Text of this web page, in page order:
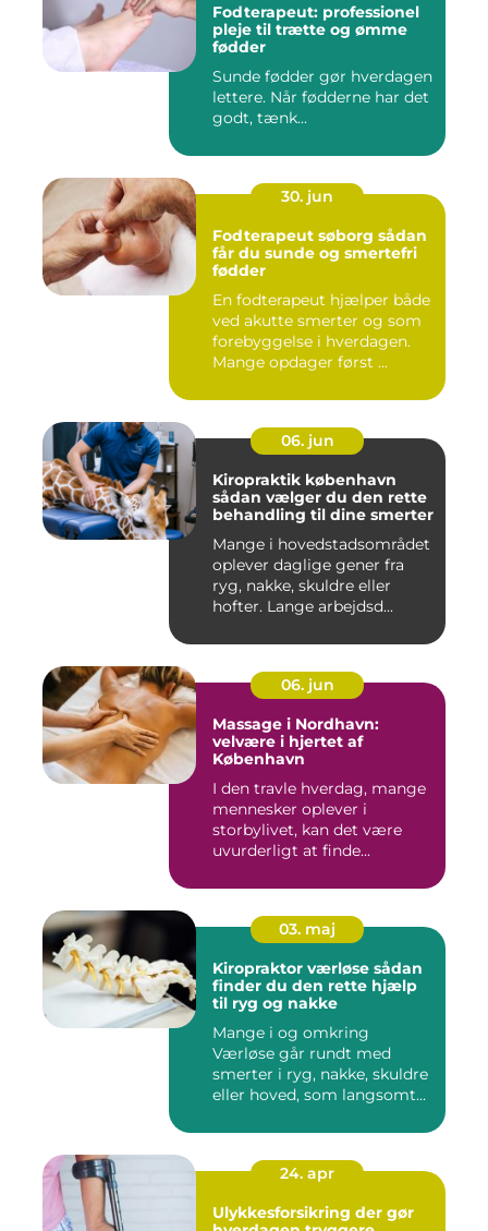
Fodterapeut: professionel
pleje til trætte og ømme
fødder
Sunde fødder gør hverdagen
lettere. Når fødderne har det
godt, tænk...
30. jun
Fodterapeut søborg sådan
får du sunde og smertefri
fødder
En fodterapeut hjælper både
ved akutte smerter og som
forebyggelse i hverdagen.
Mange opdager først ...
06. jun
Kiropraktik københavn
sådan vælger du den rette
behandling til dine smerter
Mange i hovedstadsområdet
oplever daglige gener fra
ryg, nakke, skuldre eller
hofter. Lange arbejdsd...
06. jun
Massage i Nordhavn:
velvære i hjertet af
København
I den travle hverdag, mange
mennesker oplever i
storbylivet, kan det være
uvurderligt at finde...
03. maj
Kiropraktor værløse sådan
finder du den rette hjælp
til ryg og nakke
Mange i og omkring
Værløse går rundt med
smerter i ryg, nakke, skuldre
eller hoved, som langsomt
24. apr
Ulykkesforsikring der gør